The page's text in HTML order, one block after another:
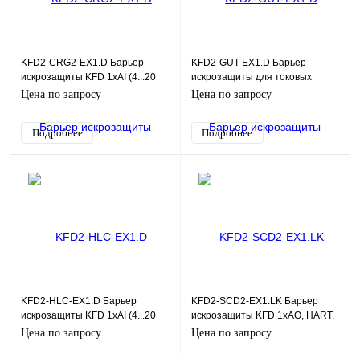
KFD2-CRG2-EX1.D Барьер
искрозащиты KFD 1хAI (4...20
мА), SIL2
Цена по запросу
Подробнее
KFD2-GUT-EX1.D Барьер
искрозащиты для токовых
сигналов, программируемый. 1
Цена по запросу
Подробнее
KFD2-HLC-EX1.D Барьер
искрозащиты KFD 1хAI (4...20
мА), HART
Цена по запросу
KFD2-SCD2-EX1.LK Барьер
искрозащиты KFD 1хAO, HART,
SIL2
Цена по запросу